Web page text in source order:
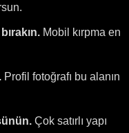
Mobil kırpma en
Profil fotoğrafı bu alanın
Çok satırlı yapı